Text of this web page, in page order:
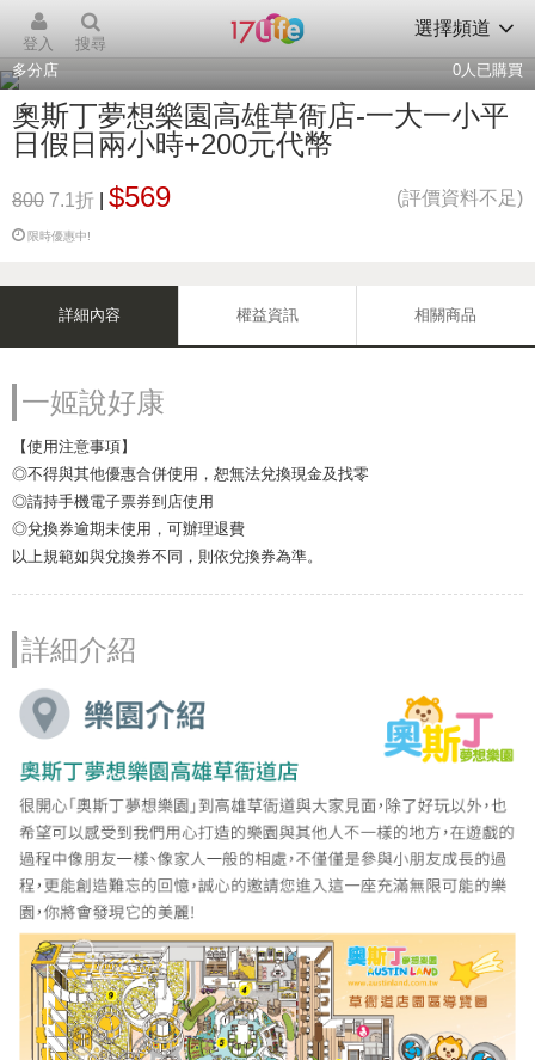
登入 搜尋
選擇頻道
多分店 0人已購買
奧斯丁夢想樂園高雄草衙店-一大一小平
日假日兩小時+200元代幣
800 7.1折 $569 (評價資料不足)
限時優惠中!
詳細內容 權益資訊 相關商品
一姬說好康
【使用注意事項】
◎不得與其他優惠合併使用，恕無法兌換現金及找零
◎請持手機電子票券到店使用
◎兌換券逾期未使用，可辦理退費
以上規範如與兌換券不同，則依兌換券為準。
詳細介紹